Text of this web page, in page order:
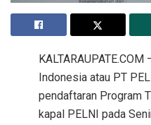
Indonesia atau PT
pendaftaran Program
kapal PELNI pada